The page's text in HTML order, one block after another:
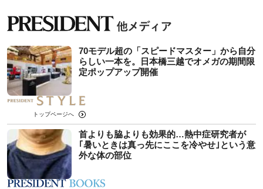
70モデル超の「スピードマスター」から自分
らしい一本を。日本橋三越でオメガの期間限
定ポップアップ開催
トップページへ
首よりも脇よりも効果的…熱中症研究者が
｢暑いときは真っ先にここを冷やせ｣という意
外な体の部位